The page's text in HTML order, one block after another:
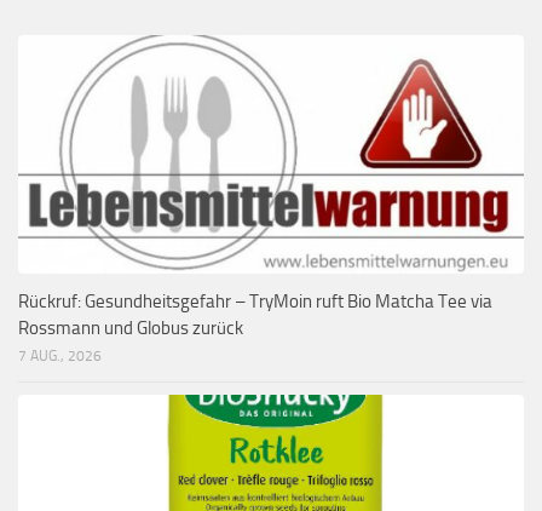
Rückruf: Gesundheitsgefahr – TryMoin ruft Bio Matcha Tee via
Rossmann und Globus zurück
7 AUG., 2026